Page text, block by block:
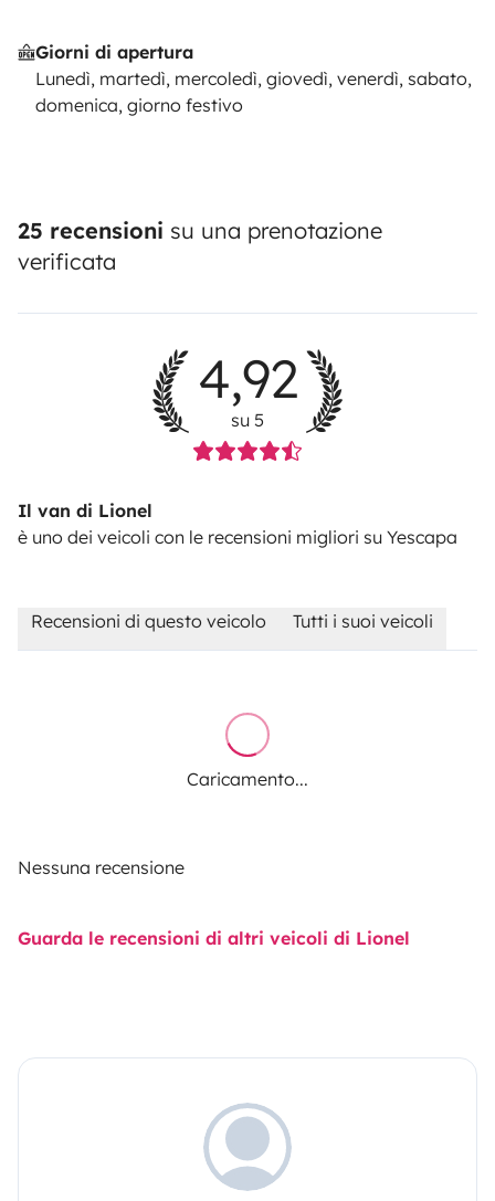
Giorni di apertura
Lunedì, martedì, mercoledì, giovedì, venerdì, sabato,
domenica, giorno festivo
25 recensioni su una prenotazione
verificata
4,92
su 5
Il van di Lionel
è uno dei veicoli con le recensioni migliori su Yescapa
Recensioni di questo veicolo Tutti i suoi veicoli
Caricamento...
Nessuna recensione
Guarda le recensioni di altri veicoli di Lionel